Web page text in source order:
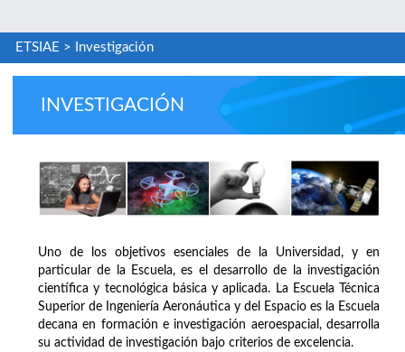
ETSIAE > Investigación
INVESTIGACIÓN
Uno de los objetivos esenciales de la Universidad, y en
particular de la Escuela, es el desarrollo de la investigación
científica y tecnológica básica y aplicada. La Escuela Técnica
Superior de Ingeniería Aeronáutica y del Espacio es la Escuela
decana en formación e investigación aeroespacial, desarrolla
su actividad de investigación bajo criterios de excelencia.